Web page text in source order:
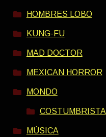
HOMBRES LOBO
KUNG-FU
MAD DOCTOR
MEXICAN HORROR
MONDO
COSTUMBRISTA
MÚSICA